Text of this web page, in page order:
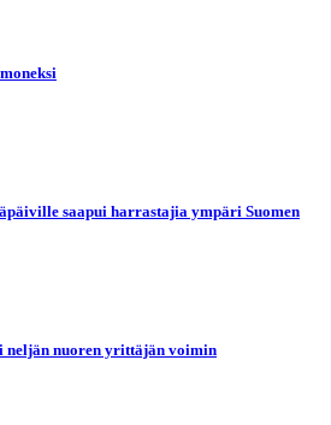
saapui harrastajia ympäri Suomen
nuoren yrittäjän voimin